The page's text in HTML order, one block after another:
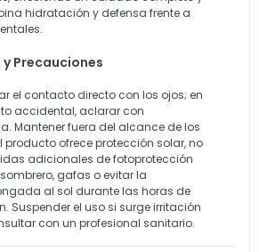
hidratación y defensa frente a
Precauciones
el contacto directo con los ojos; en
accidental, aclarar con
Mantener fuera del alcance de los
producto ofrece protección solar, no
adicionales de fotoprotección
gafas o evitar la
al sol durante las horas de
Suspender el uso si surge irritación
con un profesional sanitario.